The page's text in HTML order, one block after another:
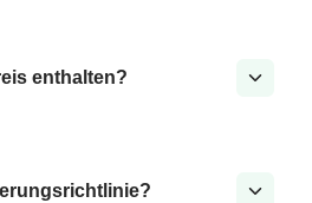
enthalten?